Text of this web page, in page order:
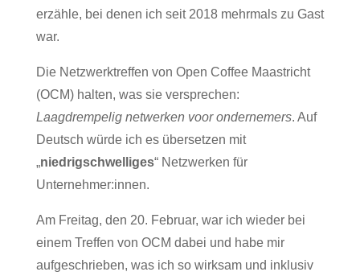
erzähle, bei denen ich seit 2018 mehrmals zu Gast
war.
Die Netzwerktreffen von Open Coffee Maastricht
(OCM) halten, was sie versprechen:
Laagdrempelig netwerken voor ondernemers. Auf
Deutsch würde ich es übersetzen mit
„niedrigschwelliges“ Netzwerken für
Unternehmer:innen.
Am Freitag, den 20. Februar, war ich wieder bei
einem Treffen von OCM dabei und habe mir
aufgeschrieben, was ich so wirksam und inklusiv